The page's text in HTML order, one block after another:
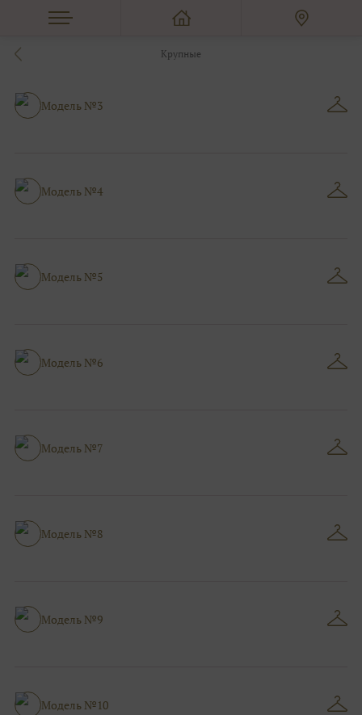
Крупные
Модель №3
Модель №4
Модель №5
Модель №6
Модель №7
Модель №8
Модель №9
Модель №10